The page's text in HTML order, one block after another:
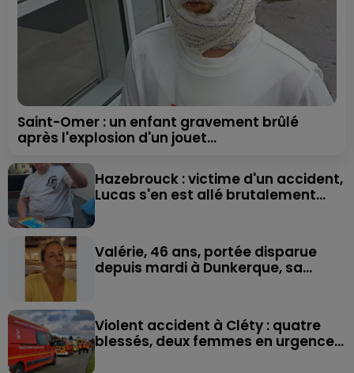
Saint-Omer : un enfant gravement brûlé
après l'explosion d'un jouet...
Hazebrouck : victime d'un accident,
Lucas s'en est allé brutalement...
Valérie, 46 ans, portée disparue
depuis mardi à Dunkerque, sa...
Violent accident à Cléty : quatre
blessés, deux femmes en urgence...